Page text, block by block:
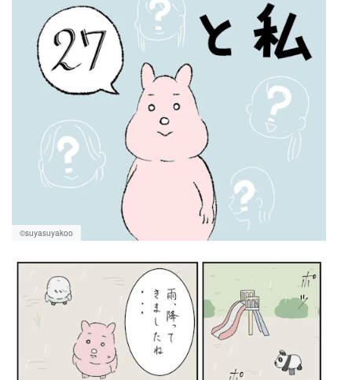
©suyasuyakoo